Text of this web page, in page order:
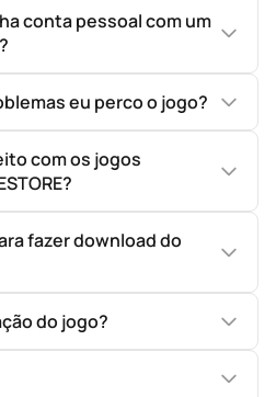
conta pessoal com um
eu perco o jogo?
com os jogos
fazer download do
do jogo?